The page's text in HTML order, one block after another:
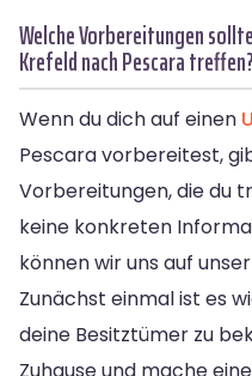
Welche Vorbereitungen
Krefeld nach Pescara treffen?
Wenn du dich auf einen
Pescara vorbereitest,
Vorbereitungen, die du
keine konkreten
können wir uns auf
Zunächst einmal ist es
deine Besitztümer zu
Zuhause und mache